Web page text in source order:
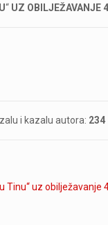
“ UZ OBILJEŽAVANJE
i kazalu autora: 234
uz